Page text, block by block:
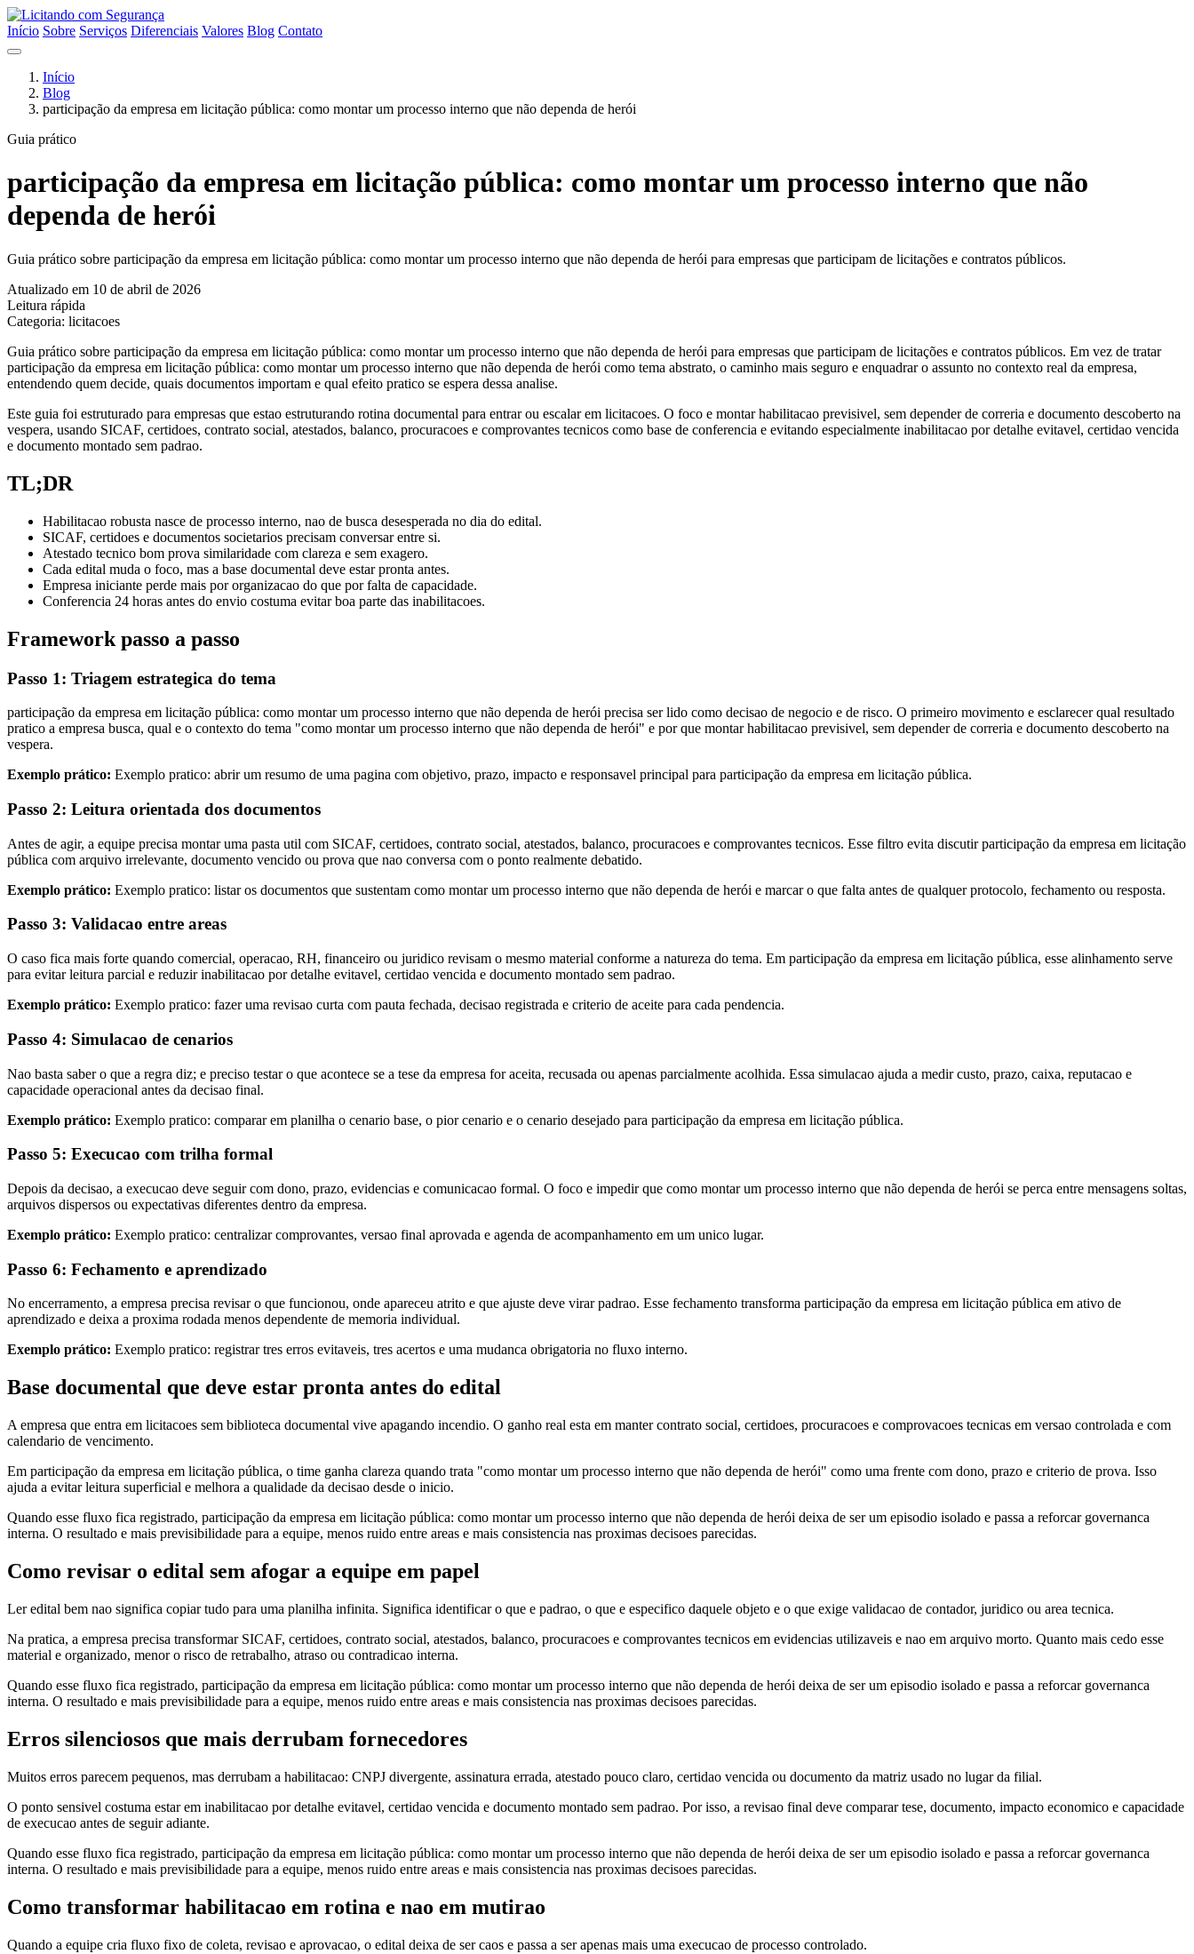
Início Sobre Serviços Diferenciais Valores Blog Contato
Início
Blog
participação da empresa em licitação pública: como montar um processo interno que não dependa de herói
Guia prático
participação da empresa em licitação pública: como montar um processo interno que não
dependa de herói
Guia prático sobre participação da empresa em licitação pública: como montar um processo interno que não dependa de herói para empresas que participam de licitações e contratos públicos.
Atualizado em 10 de abril de 2026
Leitura rápida
Categoria: licitacoes
Guia prático sobre participação da empresa em licitação pública: como montar um processo interno que não dependa de herói para empresas que participam de licitações e contratos públicos. Em vez de tratar
participação da empresa em licitação pública: como montar um processo interno que não dependa de herói como tema abstrato, o caminho mais seguro e enquadrar o assunto no contexto real da empresa,
entendendo quem decide, quais documentos importam e qual efeito pratico se espera dessa analise.
Este guia foi estruturado para empresas que estao estruturando rotina documental para entrar ou escalar em licitacoes. O foco e montar habilitacao previsivel, sem depender de correria e documento descoberto na
vespera, usando SICAF, certidoes, contrato social, atestados, balanco, procuracoes e comprovantes tecnicos como base de conferencia e evitando especialmente inabilitacao por detalhe evitavel, certidao vencida
e documento montado sem padrao.
TL;DR
Habilitacao robusta nasce de processo interno, nao de busca desesperada no dia do edital.
SICAF, certidoes e documentos societarios precisam conversar entre si.
Atestado tecnico bom prova similaridade com clareza e sem exagero.
Cada edital muda o foco, mas a base documental deve estar pronta antes.
Empresa iniciante perde mais por organizacao do que por falta de capacidade.
Conferencia 24 horas antes do envio costuma evitar boa parte das inabilitacoes.
Framework passo a passo
Passo 1: Triagem estrategica do tema
participação da empresa em licitação pública: como montar um processo interno que não dependa de herói precisa ser lido como decisao de negocio e de risco. O primeiro movimento e esclarecer qual resultado
pratico a empresa busca, qual e o contexto do tema "como montar um processo interno que não dependa de herói" e por que montar habilitacao previsivel, sem depender de correria e documento descoberto na
vespera.
Exemplo prático: Exemplo pratico: abrir um resumo de uma pagina com objetivo, prazo, impacto e responsavel principal para participação da empresa em licitação pública.
Passo 2: Leitura orientada dos documentos
Antes de agir, a equipe precisa montar uma pasta util com SICAF, certidoes, contrato social, atestados, balanco, procuracoes e comprovantes tecnicos. Esse filtro evita discutir participação da empresa em licitação
pública com arquivo irrelevante, documento vencido ou prova que nao conversa com o ponto realmente debatido.
Exemplo prático: Exemplo pratico: listar os documentos que sustentam como montar um processo interno que não dependa de herói e marcar o que falta antes de qualquer protocolo, fechamento ou resposta.
Passo 3: Validacao entre areas
O caso fica mais forte quando comercial, operacao, RH, financeiro ou juridico revisam o mesmo material conforme a natureza do tema. Em participação da empresa em licitação pública, esse alinhamento serve
para evitar leitura parcial e reduzir inabilitacao por detalhe evitavel, certidao vencida e documento montado sem padrao.
Exemplo prático: Exemplo pratico: fazer uma revisao curta com pauta fechada, decisao registrada e criterio de aceite para cada pendencia.
Passo 4: Simulacao de cenarios
Nao basta saber o que a regra diz; e preciso testar o que acontece se a tese da empresa for aceita, recusada ou apenas parcialmente acolhida. Essa simulacao ajuda a medir custo, prazo, caixa, reputacao e
capacidade operacional antes da decisao final.
Exemplo prático: Exemplo pratico: comparar em planilha o cenario base, o pior cenario e o cenario desejado para participação da empresa em licitação pública.
Passo 5: Execucao com trilha formal
Depois da decisao, a execucao deve seguir com dono, prazo, evidencias e comunicacao formal. O foco e impedir que como montar um processo interno que não dependa de herói se perca entre mensagens soltas,
arquivos dispersos ou expectativas diferentes dentro da empresa.
Exemplo prático: Exemplo pratico: centralizar comprovantes, versao final aprovada e agenda de acompanhamento em um unico lugar.
Passo 6: Fechamento e aprendizado
No encerramento, a empresa precisa revisar o que funcionou, onde apareceu atrito e que ajuste deve virar padrao. Esse fechamento transforma participação da empresa em licitação pública em ativo de
aprendizado e deixa a proxima rodada menos dependente de memoria individual.
Exemplo prático: Exemplo pratico: registrar tres erros evitaveis, tres acertos e uma mudanca obrigatoria no fluxo interno.
Base documental que deve estar pronta antes do edital
A empresa que entra em licitacoes sem biblioteca documental vive apagando incendio. O ganho real esta em manter contrato social, certidoes, procuracoes e comprovacoes tecnicas em versao controlada e com
calendario de vencimento.
Em participação da empresa em licitação pública, o time ganha clareza quando trata "como montar um processo interno que não dependa de herói" como uma frente com dono, prazo e criterio de prova. Isso
ajuda a evitar leitura superficial e melhora a qualidade da decisao desde o inicio.
Quando esse fluxo fica registrado, participação da empresa em licitação pública: como montar um processo interno que não dependa de herói deixa de ser um episodio isolado e passa a reforcar governanca
interna. O resultado e mais previsibilidade para a equipe, menos ruido entre areas e mais consistencia nas proximas decisoes parecidas.
Como revisar o edital sem afogar a equipe em papel
Ler edital bem nao significa copiar tudo para uma planilha infinita. Significa identificar o que e padrao, o que e especifico daquele objeto e o que exige validacao de contador, juridico ou area tecnica.
Na pratica, a empresa precisa transformar SICAF, certidoes, contrato social, atestados, balanco, procuracoes e comprovantes tecnicos em evidencias utilizaveis e nao em arquivo morto. Quanto mais cedo esse
material e organizado, menor o risco de retrabalho, atraso ou contradicao interna.
Quando esse fluxo fica registrado, participação da empresa em licitação pública: como montar um processo interno que não dependa de herói deixa de ser um episodio isolado e passa a reforcar governanca
interna. O resultado e mais previsibilidade para a equipe, menos ruido entre areas e mais consistencia nas proximas decisoes parecidas.
Erros silenciosos que mais derrubam fornecedores
Muitos erros parecem pequenos, mas derrubam a habilitacao: CNPJ divergente, assinatura errada, atestado pouco claro, certidao vencida ou documento da matriz usado no lugar da filial.
O ponto sensivel costuma estar em inabilitacao por detalhe evitavel, certidao vencida e documento montado sem padrao. Por isso, a revisao final deve comparar tese, documento, impacto economico e capacidade
de execucao antes de seguir adiante.
Quando esse fluxo fica registrado, participação da empresa em licitação pública: como montar um processo interno que não dependa de herói deixa de ser um episodio isolado e passa a reforcar governanca
interna. O resultado e mais previsibilidade para a equipe, menos ruido entre areas e mais consistencia nas proximas decisoes parecidas.
Como transformar habilitacao em rotina e nao em mutirao
Quando a equipe cria fluxo fixo de coleta, revisao e aprovacao, o edital deixa de ser caos e passa a ser apenas mais uma execucao de processo controlado.